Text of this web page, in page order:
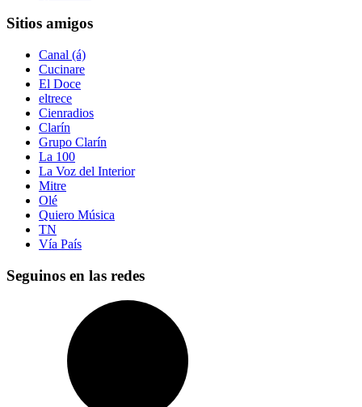
Sitios amigos
Canal (á)
Cucinare
El Doce
eltrece
Cienradios
Clarín
Grupo Clarín
La 100
La Voz del Interior
Mitre
Olé
Quiero Música
TN
Vía País
Seguinos en las redes